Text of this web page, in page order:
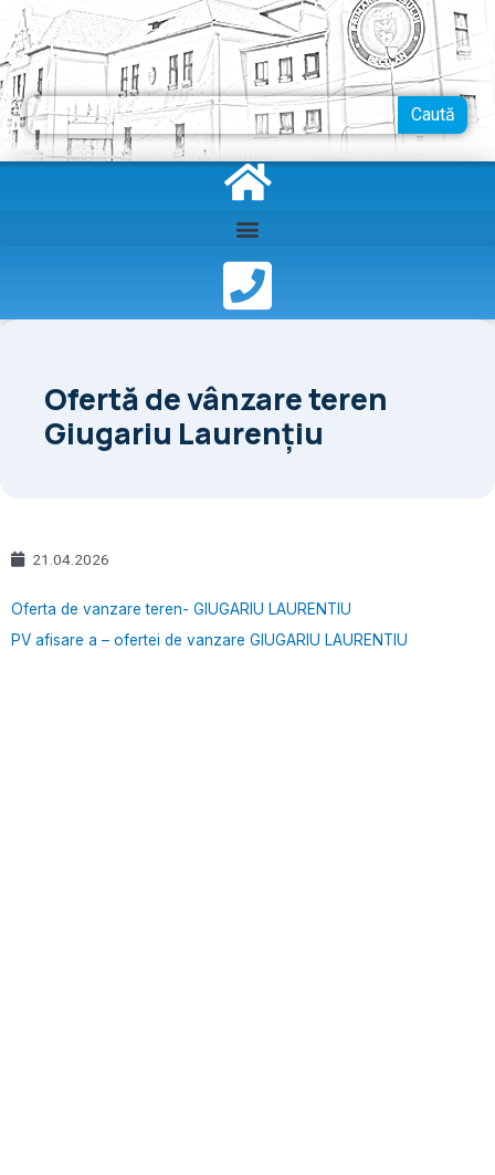
Skip
content
Search
Caută
Ofertă de vânzare teren
Giugariu Laurențiu
21.04.2026
Oferta de vanzare teren- GIUGARIU LAURENTIU
PV afisare a – ofertei de vanzare GIUGARIU LAURENTIU